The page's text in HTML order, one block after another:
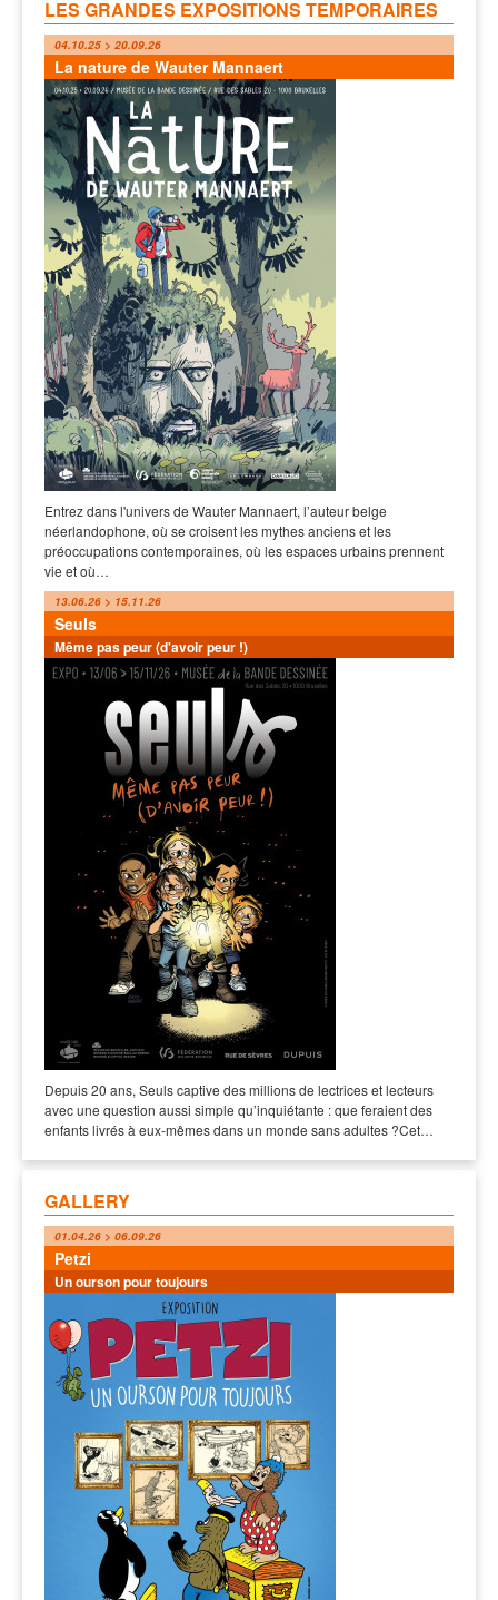
LES GRANDES EXPOSITIONS TEMPORAIRES
04.10.25 > 20.09.26
La nature de Wauter Mannaert
Entrez dans l'univers de Wauter Mannaert, l’auteur belge
néerlandophone, où se croisent les mythes anciens et les
préoccupations contemporaines, où les espaces urbains prennent
vie et où…
13.06.26 > 15.11.26
Seuls
Même pas peur (d'avoir peur !)
Depuis 20 ans, Seuls captive des millions de lectrices et lecteurs
avec une question aussi simple qu’inquiétante : que feraient des
enfants livrés à eux-mêmes dans un monde sans adultes ?Cet…
GALLERY
01.04.26 > 06.09.26
Petzi
Un ourson pour toujours